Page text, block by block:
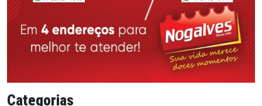
Categorias